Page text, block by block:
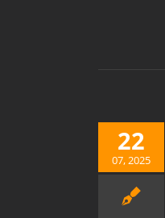
22
07, 2025
DE MANTER AS